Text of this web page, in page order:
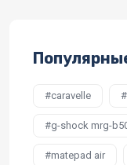
caravelle
g-shock mrg-
matepad air